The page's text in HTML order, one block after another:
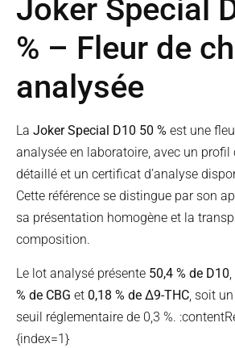
Joker Special
% – Fleur de
analysée
La Joker Special D10 50 % est une
analysée en laboratoire, avec un
détaillé et un certificat d’analyse
Cette référence se distingue par son
sa présentation homogène et la
composition.
Le lot analysé présente 50,4 % de D10
% de CBG et 0,18 % de Δ9-THC , soit
seuil réglementaire de 0,3 %.
{index=1}